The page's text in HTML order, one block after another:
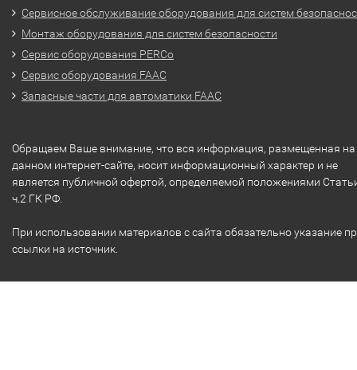
Сервисное обслуживание оборудования для систем
Монтаж оборудования для систем безопасности
Сервис оборудования PERCo
Сервис оборудования FAAC
Запасные части для автоматики FAAC
Обращаем Ваше внимание, что вся информация, размещенная на
данном интернет-сайте, носит информационный характер и не
является публичной офертой, определяемой положениями
ч.2 ГК РФ.
При использовании материалов с сайта обязательно указание
ссылки на источник.